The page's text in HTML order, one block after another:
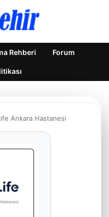
Rehberi Forum
Ankara Hastanesi